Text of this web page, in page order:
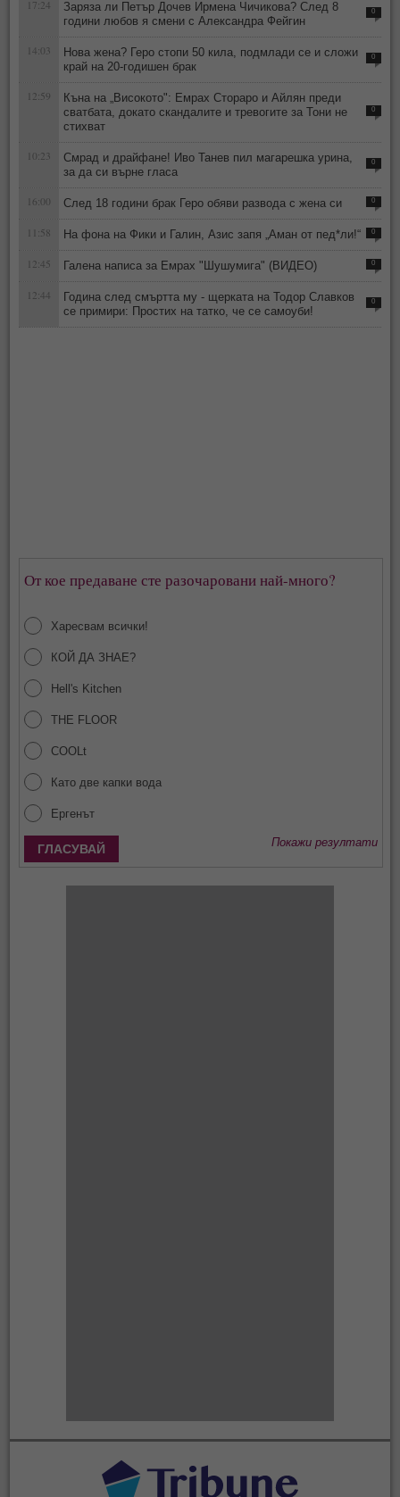
17:24
Заряза ли Петър Дочев Ирмена Чичикова? След 8
години любов я смени с Александра Фейгин
0
14:03
Нова жена? Геро стопи 50 кила, подмлади се и сложи
край на 20-годишен брак
0
12:59
Къна на „Високото": Емрах Стораро и Айлян преди
сватбата, докато скандалите и тревогите за Тони не
стихват
0
10:23
Смрад и драйфане! Иво Танев пил магарешка урина,
за да си върне гласа
0
16:00 След 18 години брак Геро обяви развода с жена си 0
11:58 На фона на Фики и Галин, Азис запя „Аман от пед*ли!“ 0
12:45 Галена написа за Емрах "Шушумига" (ВИДЕО) 0
12:44
Година след смъртта му - щерката на Тодор Славков
се примири: Простих на татко, че се самоуби!
0
От кое предаване сте разочаровани най-много?
Харесвам всички!
КОЙ ДА ЗНАЕ?
Hell's Kitchen
THE FLOOR
COOLt
Като две капки вода
Ергенът
Покажи резултати